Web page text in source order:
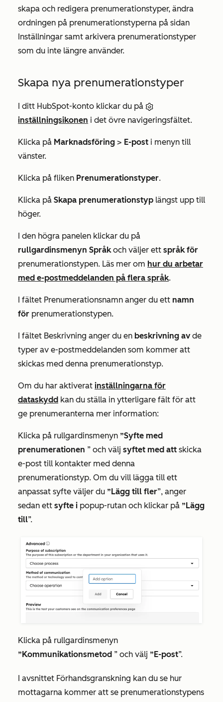
skapa och redigera prenumerationstyper, ändra
ordningen på prenumerationstyperna på sidan
Inställningar samt arkivera prenumerationstyper
som du inte längre använder.
Skapa nya prenumerationstyper
I ditt HubSpot-konto klickar du på
inställningsikonen i det övre navigeringsfältet.
Klicka på Marknadsföring > E-post i menyn till
vänster.
Klicka på fliken Prenumerationstyper.
Klicka på Skapa prenumerationstyp längst upp till
höger.
I den högra panelen klickar du på
rullgardinsmenyn Språkoch väljer ett språk för
prenumerationstypen. Läs mer om hur du arbetar
med e-postmeddelanden på flera språk.
I fältet Prenumerationsnamn anger du ett namn
för prenumerationstypen.
I fältet Beskrivning anger du en beskrivning avde
typer av e-postmeddelanden som kommer att
skickas med denna prenumerationstyp.
Om du har aktiverat inställningarna för
dataskydd kan du ställa in ytterligare fält för att
ge prenumeranterna mer information:
Klicka på rullgardinsmenyn ”Syfte med
prenumerationen ” och välj syftet med att skicka
e-post till kontakter med denna
prenumerationstyp. Om du vill lägga till ett
anpassat syfte väljer du ”Lägg till fler”, anger
sedan ett syfte i popup-rutan och klickar på ”Lägg
till”.
Klicka på rullgardinsmenyn
”Kommunikationsmetod ” och välj ”E-post”.
avsnittet Förhandsgranskning kan du se hur
mottagarna kommer att se prenumerationstypens